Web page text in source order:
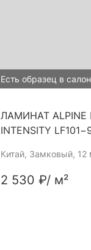
Есть образец в
ЛАМИНАТ ALPINE
INTENSITY
Китай, Замковый, 12
2 530 ₽/ м²